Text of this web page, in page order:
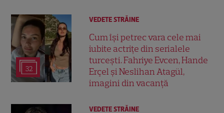
32
VEDETE STRĂINE
Cum își petrec vara cele mai
iubite actrițe din serialele
turcești. Fahriye Evcen, Hande
Erçel și Neslihan Atagül,
imagini din vacanță
VEDETE STRĂINE